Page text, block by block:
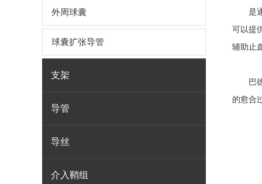
外周球囊
球囊扩张导管
支架
导管
导丝
介入鞘组
是通
可以提
辅助止
巴德
的愈合